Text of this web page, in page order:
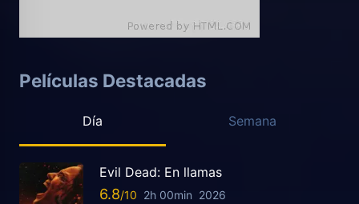
Películas Destacadas
Día Semana
Evil Dead: En llamas
6.8 2h 00min 2026